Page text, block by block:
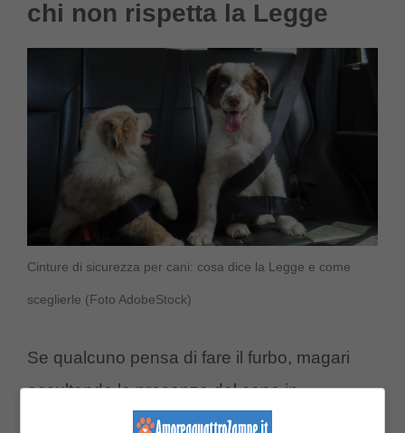
chi non rispetta la Legge
Cinture di sicurezza per cani: cosa dice la Legge e come
sceglierle (Foto AdobeStock)
Se qualcuno pensa di fare il furbo, magari
occultando la presenza del cane in
macchina, avrà di certo una sgradita